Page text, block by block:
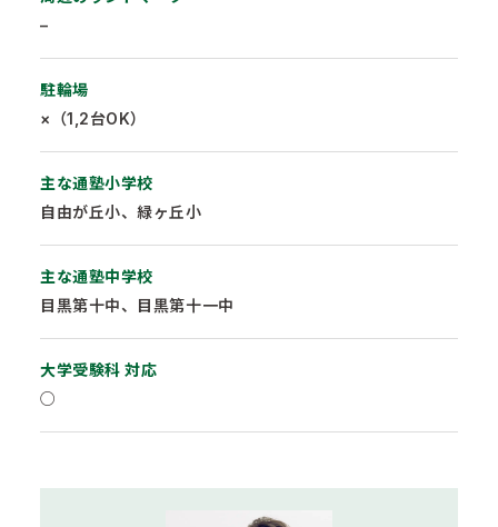
–
駐輪場
×（1,2台OK）
主な通塾小学校
自由が丘小、緑ヶ丘小
主な通塾中学校
目黒第十中、目黒第十一中
大学受験科 対応
○